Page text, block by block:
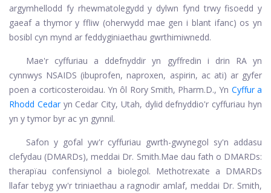
argymhellodd fy rhewmatolegydd y dylwn fynd trwy fisoedd y
gaeaf a thymor y ffliw (oherwydd mae gen i blant ifanc) os yn
bosibl cyn mynd ar feddyginiaethau gwrthimiwnedd.
Mae'r cyffuriau a ddefnyddir yn gyffredin i drin RA yn
cynnwys NSAIDS (ibuprofen, naproxen, aspirin, ac ati) ar gyfer
poen a corticosteroidau. Yn ôl Rory Smith, Pharm.D., Yn Cyffur a
Rhodd Cedaryn Cedar City, Utah, dylid defnyddio'r cyffuriau hyn
yn y tymor byr ac yn gynnil.
Safon y gofal yw'r cyffuriau gwrth-gwynegol sy'n addasu
clefydau (DMARDs), meddai Dr. Smith.Mae dau fath o DMARDs:
therapïau confensiynol a biolegol. Methotrexate a DMARDs
llafar tebyg yw'r triniaethau a ragnodir amlaf, meddai Dr. Smith,